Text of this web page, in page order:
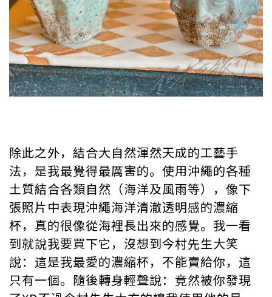
除此之外，結合大自然渾然天成的工藝手
法，是我最覺得最厲害的。使用沖繩的各種
土質結合各類自然（海洋及風雨等），像下
張照片中表現沖繩海洋清澈透明感的濃縮
杯，真的很像從海裡長出來的感覺。我一看
到就說我要買下它，沒想到今村先生大笑
說：這是我最愛的濃縮杯，不能賣給你，這
只有一個。隨後轉身輕聲說：竟然被你發現